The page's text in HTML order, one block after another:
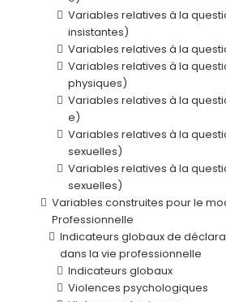
Variables relatives à la
insistantes)
Variables relatives à la
Variables relatives à la
physiques)
Variables relatives à la
e)
Variables relatives à la
sexuelles)
Variables relatives à la
sexuelles)
Variables construites pour le
Professionnelle
Indicateurs globaux de
dans la vie professionnelle
Indicateurs globaux
Violences psychologiques